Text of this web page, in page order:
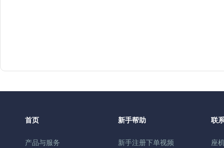
首页
产品与服务
新手帮助
新手注册下单视频
联
座